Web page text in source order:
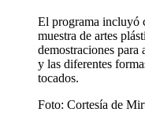
El programa incluyó
muestra de artes
demostraciones para
y las diferentes
tocados.
Foto: Cortesía de